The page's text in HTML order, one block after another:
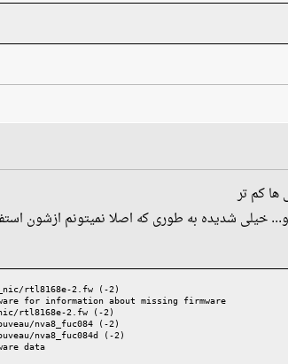
کم تر
خیلی شدیده به طوری که اصلا نمیتونم ازشون
rtl8168e-2.fw (-2)
for information about missing firmware
rtl8168e-2.fw (-2)
nva8_fuc084 (-2)
nva8_fuc084d (-2)
data